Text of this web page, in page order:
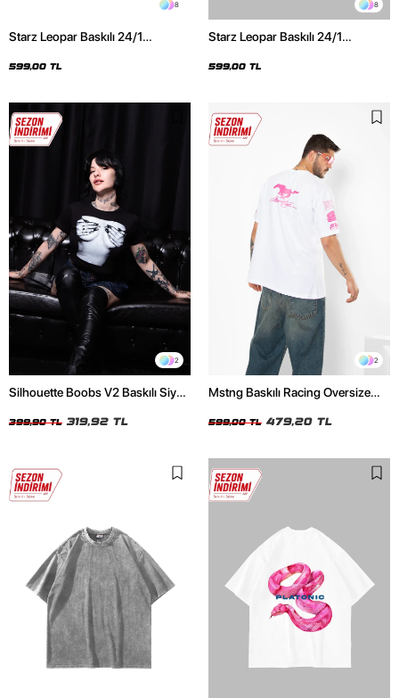
8
Starz Leopar Baskılı 24/1
599,00 TL
8
Starz Leopar Baskılı 24/1
599,00 TL
2
Silhouette Boobs V2 Baskılı Siyah
399,90 TL 319,92 TL
2
Mstng Baskılı Racing Oversize
599,00 TL 479,20 TL